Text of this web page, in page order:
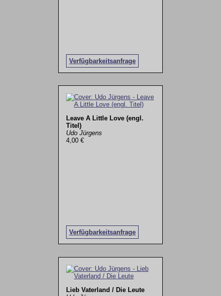
Verfügbarkeitsanfrage
Leave A Little Love (engl.
Titel)
Udo Jürgens
4,00 €
Verfügbarkeitsanfrage
Lieb Vaterland / Die Leute